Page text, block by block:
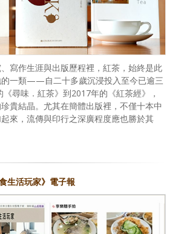
寫作生涯與出版歷程裡，紅茶，始終是此
的一類——自二十多歲沉浸投入至今已逾三
尋味．紅茶》到2017年的《紅茶經》，
貴結晶。尤其在簡體出版裡，不僅十本中
來，流傳與印行之深廣程度應也勝於其
生活玩家》電子報